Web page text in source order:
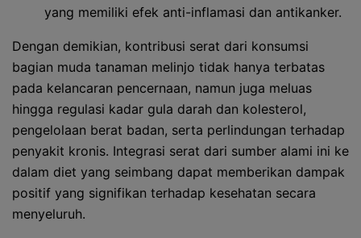
yang memiliki efek anti-inflamasi dan antikanker.
Dengan demikian, kontribusi serat dari konsumsi
bagian muda tanaman melinjo tidak hanya terbatas
pada kelancaran pencernaan, namun juga meluas
hingga regulasi kadar gula darah dan kolesterol,
pengelolaan berat badan, serta perlindungan terhadap
penyakit kronis. Integrasi serat dari sumber alami ini ke
dalam diet yang seimbang dapat memberikan dampak
positif yang signifikan terhadap kesehatan secara
menyeluruh.